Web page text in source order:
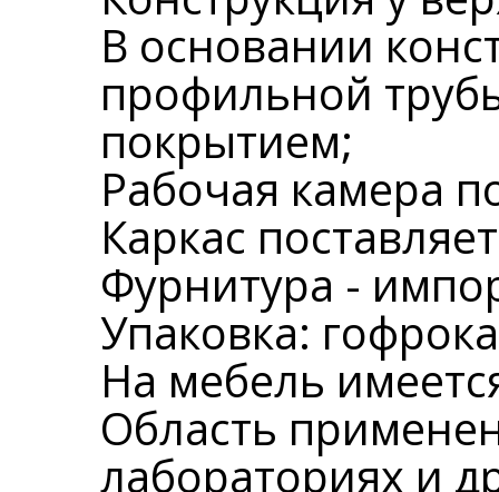
В основании
профильной
покрытием;
Рабочая камера
Каркас
Фурнитура -
Упаковка:
На мебель
Область
лабораториях и